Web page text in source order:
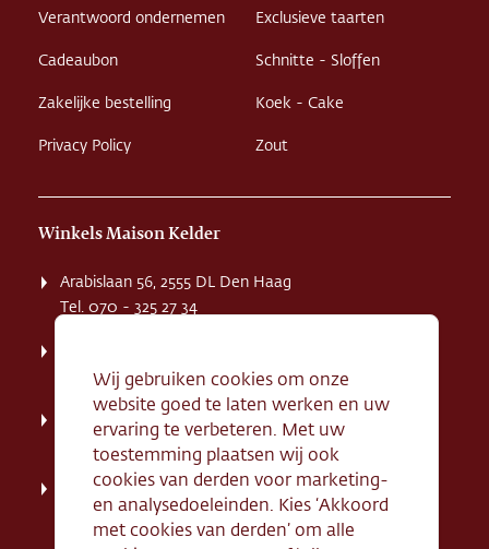
Verantwoord ondernemen
Cadeaubon
Zakelijke bestelling
Privacy Policy
Exclusieve taarten
Schnitte - Sloffen
Koek - Cake
Zout
Winkels Maison Kelder
Arabislaan 56, 2555 DL Den Haag
Tel. 070 - 325 27 34
Tel. 070 - 324 94 09
Kerkstraat 71, 2242 HD Wassenaar
Tel. 070 - 517 95 07
Dorpsstraat 134, 2712 AN Zoetermeer
Tel. 079 - 316 78 95
Wij gebruiken cookies om onze
website goed te laten werken en uw
ervaring te verbeteren. Met uw
toestemming plaatsen wij ook
cookies van derden voor marketing-
en analysedoeleinden. Kies ‘Akkoord
met cookies van derden’ om alle